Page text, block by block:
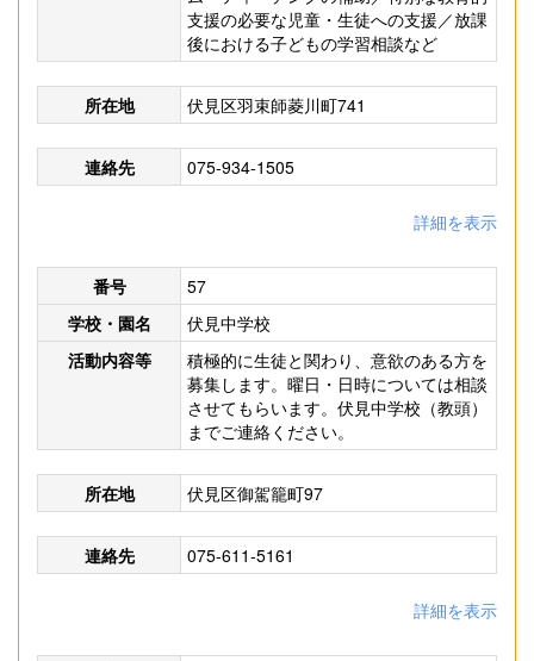
支援の必要な児童・生徒への支援／放課
後における子どもの学習相談など
所在地 伏見区羽束師菱川町741
連絡先 075-934-1505
詳細を表示
番号
57
学校・園名
伏見中学校
活動内容等
積極的に生徒と関わり、意欲のある方を
募集します。曜日・日時については相談
させてもらいます。伏見中学校（教頭）
までご連絡ください。
所在地 伏見区御駕籠町97
連絡先 075-611-5161
詳細を表示